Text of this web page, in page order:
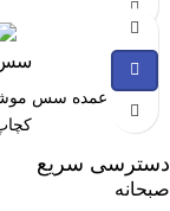
سس
خرید عمده سس
دسترسی سریع
صبحانه